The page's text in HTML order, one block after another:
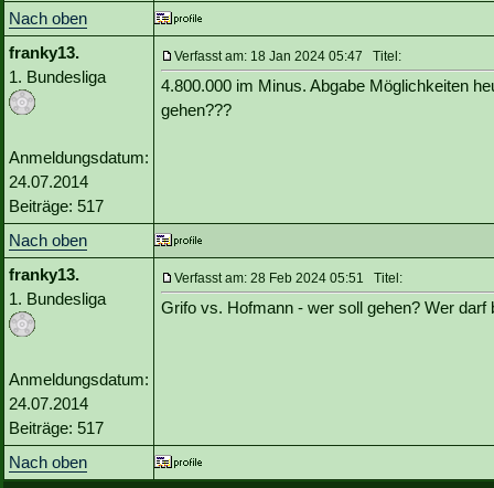
Nach oben
franky13.
1. Bundesliga
Anmeldungsdatum:
24.07.2014
Beiträge: 517
Verfasst am: 18 Jan 2024 05:47 Titel:
4.800.000 im Minus. Abgabe Möglichkeiten
gehen???
Nach oben
franky13.
1. Bundesliga
Anmeldungsdatum:
24.07.2014
Beiträge: 517
Verfasst am: 28 Feb 2024 05:51 Titel:
Grifo vs. Hofmann - wer soll gehen? Wer darf
Nach oben